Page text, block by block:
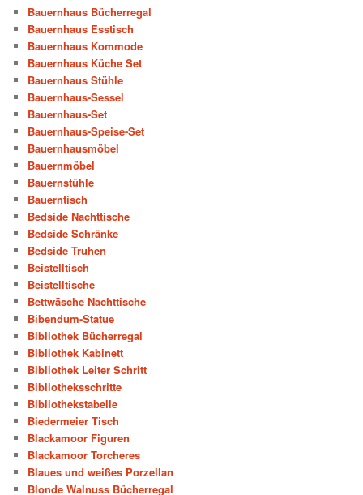
Bauernhaus Bücherregal
Bauernhaus Esstisch
Bauernhaus Kommode
Bauernhaus Küche Set
Bauernhaus Stühle
Bauernhaus-Sessel
Bauernhaus-Set
Bauernhaus-Speise-Set
Bauernhausmöbel
Bauernmöbel
Bauernstühle
Bauerntisch
Bedside Nachttische
Bedside Schränke
Bedside Truhen
Beistelltisch
Beistelltische
Bettwäsche Nachttische
Bibendum-Statue
Bibliothek Bücherregal
Bibliothek Kabinett
Bibliothek Leiter Schritt
Bibliotheksschritte
Bibliothekstabelle
Biedermeier Tisch
Blackamoor Figuren
Blackamoor Torcheres
Blaues und weißes Porzellan
Blonde Walnuss Bücherregal